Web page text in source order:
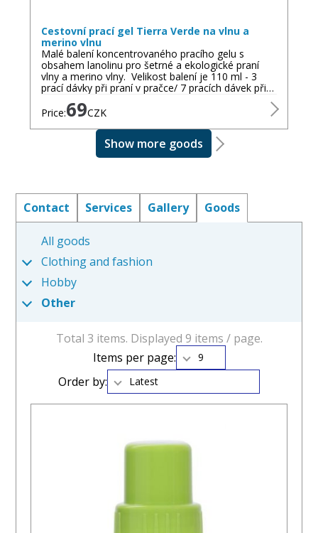
Cestovní prací gel Tierra Verde na vlnu a
merino vlnu
Malé balení koncentrovaného pracího gelu s
obsahem lanolinu pro šetrné a ekologické praní
vlny a merino vlny. Velikost balení je 110 ml - 3
prací dávky při praní v pračce/ 7 pracích dávek při…
Price:69CZK
Show more goods
Contact Services Gallery Goods
All goods
Clothing and fashion
Hobby
Other
Total 3 items. Displayed 9 items / page.
Items per page:
9
Order by: Latest